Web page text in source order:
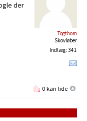
Togthom
Skovløber
Indlæg: 341
der
0 kan lide